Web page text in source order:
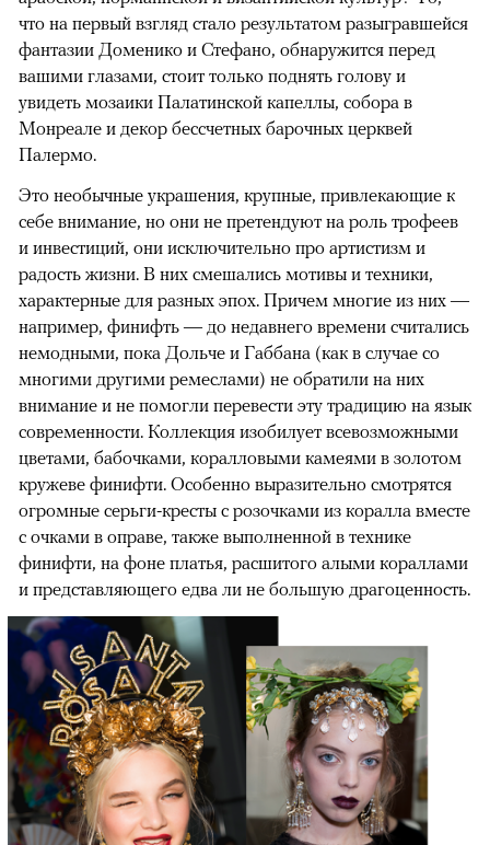
00:00 / 00:00
что на первый взгляд стало результатом разыгравшейся
фантазии Доменико и Стефано​, обнаружится перед
вашими глазами, стоит только поднять голову и
увидеть мозаики Палатинской капеллы, собора в
Монреале и декор бессчетных барочных церквей
Палермо.
Это необычные украшения, крупные, привлекающие к
себе внимание, но они не претендуют на роль трофеев
и инвестиций, они исключительно про артистизм и
радость жизни. В них смешались мотивы и техники,
характерные для разных эпох. Причем многие из них —
например, финифть — до недавнего времени считались
немодными, пока Дольче и Габбана (как в случае со
многими другими ремеслами) не обратили на них
внимание и не помогли перевести эту традицию на язык
современности. Коллекция изобилует всевозможными
цветами, бабочками, коралловыми камеями в золотом
кружеве финифти. Особенно выразительно смотрятся
огромные серьги-кресты с розочками из коралла вместе
с очками в оправе, также выполненной в технике
финифти, на фоне платья, расшитого алыми кораллами
и представляющего едва ли не большую драгоценность.